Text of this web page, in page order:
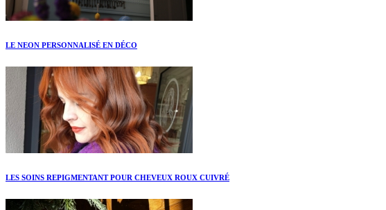
LE NEON PERSONNALISÉ EN DÉCO
LES SOINS REPIGMENTANT POUR CHEVEUX ROUX CUIVRÉ